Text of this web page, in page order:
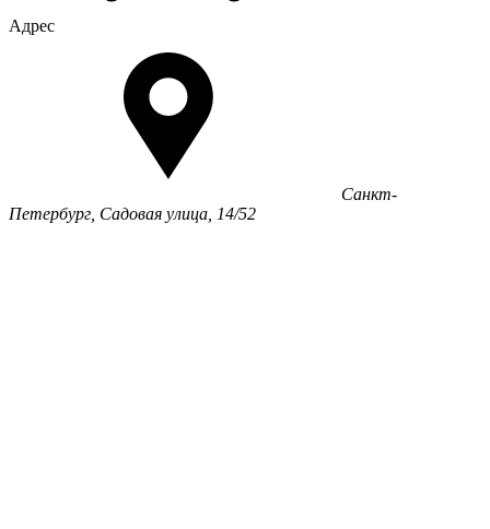
Адрес
Санкт-
Петербург, Садовая улица, 14/52